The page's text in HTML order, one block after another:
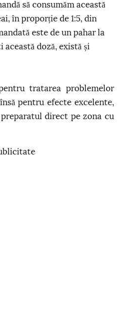
să consumăm această
în proporție de 1:5, din
este de un pahar la
această doză, există și
tratarea problemelor
pentru efecte excelente,
direct pe zona cu